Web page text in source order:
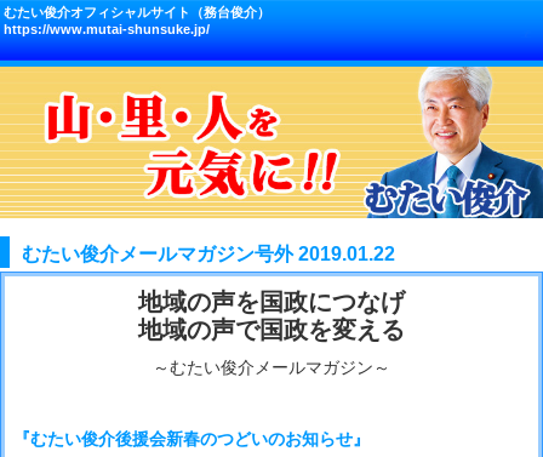
むたい俊介オフィシャルサイト（務台俊介）
https://www.mutai-shunsuke.jp/
むたい俊介メールマガジン号外 2019.01.22
地域の声を国政につなげ
地域の声で国政を変える
～むたい俊介メールマガジン～
『むたい俊介後援会新春のつどいのお知らせ』